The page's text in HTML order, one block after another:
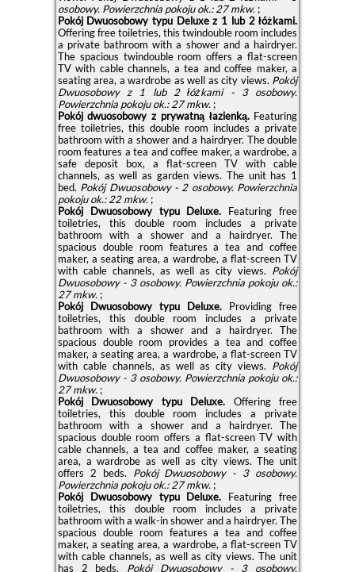
osobowy. Powierzchnia pokoju ok.: 27 mkw.;
Pokój Dwuosobowy typu Deluxe z 1 lub 2 łóżkami.
Offering free toiletries, this twindouble room includes
a private bathroom with a shower and a hairdryer.
The spacious twindouble room offers a flat-screen
TV with cable channels, a tea and coffee maker, a
seating area, a wardrobe as well as city views. Pokój
Dwuosobowy z 1 lub 2 łóżkami - 3 osobowy.
Powierzchnia pokoju ok.: 27 mkw.;
Pokój dwuosobowy z prywatną łazienką.Featuring
free toiletries, this double room includes a private
bathroom with a shower and a hairdryer. The double
room features a tea and coffee maker, a wardrobe, a
safe deposit box, a flat-screen TV with cable
channels, as well as garden views. The unit has 1
bed. Pokój Dwuosobowy - 2 osobowy. Powierzchnia
pokoju ok.: 22 mkw.;
Pokój Dwuosobowy typu Deluxe. Featuring free
toiletries, this double room includes a private
bathroom with a shower and a hairdryer. The
spacious double room features a tea and coffee
maker, a seating area, a wardrobe, a flat-screen TV
with cable channels, as well as city views. Pokój
Dwuosobowy - 3 osobowy. Powierzchnia pokoju ok.:
27 mkw.;
Pokój Dwuosobowy typu Deluxe. Providing free
toiletries, this double room includes a private
bathroom with a shower and a hairdryer. The
spacious double room provides a tea and coffee
maker, a seating area, a wardrobe, a flat-screen TV
with cable channels, as well as city views. Pokój
Dwuosobowy - 3 osobowy. Powierzchnia pokoju ok.:
27 mkw.;
Pokój Dwuosobowy typu Deluxe. Offering free
toiletries, this double room includes a private
bathroom with a shower and a hairdryer. The
spacious double room offers a flat-screen TV with
cable channels, a tea and coffee maker, a seating
area, a wardrobe as well as city views. The unit
offers 2 beds. Pokój Dwuosobowy - 3 osobowy.
Powierzchnia pokoju ok.: 27 mkw.;
Pokój Dwuosobowy typu Deluxe. Featuring free
toiletries, this double room includes a private
bathroom with a walk-in shower and a hairdryer. The
spacious double room features a tea and coffee
maker, a seating area, a wardrobe, a flat-screen TV
with cable channels, as well as city views. The unit
has 2 beds. Pokój Dwuosobowy - 3 osobowy.